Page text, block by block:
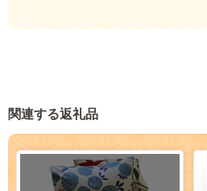
関連する返礼品